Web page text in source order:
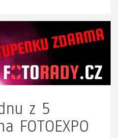
z 5
FOTOEXPO